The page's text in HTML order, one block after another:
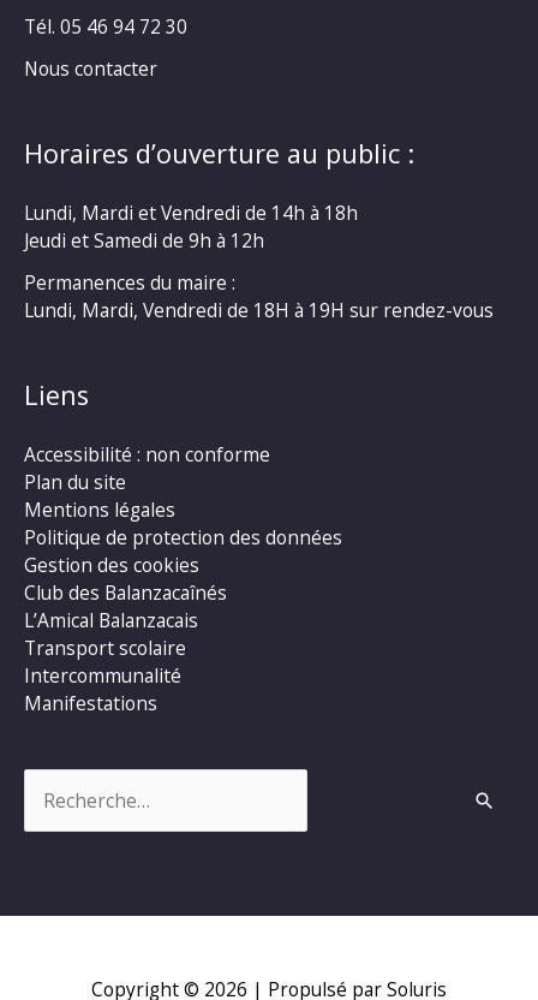
Tél. 05 46 94 72 30
Nous contacter
Horaires d’ouverture au public :
Lundi, Mardi et Vendredi de 14h à 18h
Jeudi et Samedi de 9h à 12h
Permanences du maire :
Lundi, Mardi, Vendredi de 18H à 19H sur rendez-vous
Liens
Accessibilité : non conforme
Plan du site
Mentions légales
Politique de protection des données
Gestion des cookies
Club des Balanzacaînés
L’Amical Balanzacais
Transport scolaire
Intercommunalité
Manifestations
Copyright © 2026 | Propulsé par Soluris